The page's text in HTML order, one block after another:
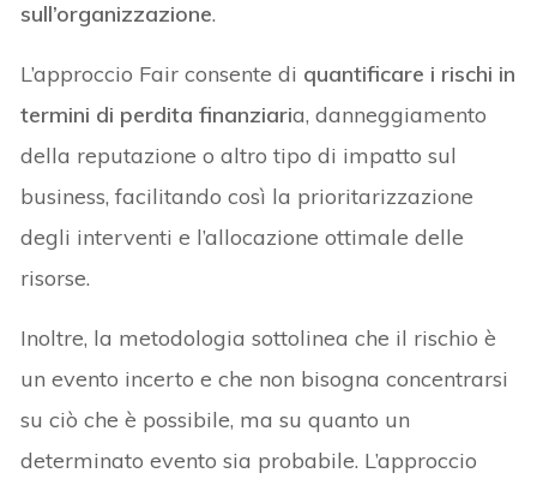
sull’organizzazione.
L’approccio Fair consente di quantificare i rischi in
termini di perdita finanziaria, danneggiamento
della reputazione o altro tipo di impatto sul
business, facilitando così la prioritarizzazione
degli interventi e l’allocazione ottimale delle
risorse.
Inoltre, la metodologia sottolinea che il rischio è
un evento incerto e che non bisogna concentrarsi
su ciò che è possibile, ma su quanto un
determinato evento sia probabile. L’approccio